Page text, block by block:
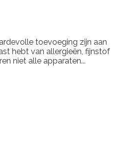
toevoeging zijn aan
hebt van allergieën, fijnstof
niet alle apparaten...